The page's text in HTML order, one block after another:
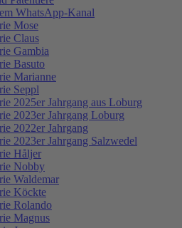
WhatsApp-Kanal
Mose
Claus
Gambia
Basuto
Marianne
Seppl
2025er Jahrgang aus Loburg
2023er Jahrgang Loburg
2022er Jahrgang
2023er Jahrgang Salzwedel
Håljer
Nobby
Waldemar
Köckte
Rolando
Magnus